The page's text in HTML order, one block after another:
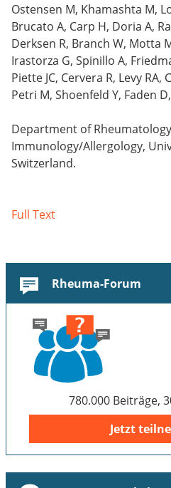
Ostensen M, Khamashta M,
Brucato A, Carp H, Doria A,
Derksen R, Branch W, Motta
Irastorza G, Spinillo A,
Piette JC, Cervera R, Levy
Petri M, Shoenfeld Y, Faden
Department of
Immunology/Allergology,
Switzerland.
Full Text
Rheuma-Forum
780.000 Beiträge,
Jetzt